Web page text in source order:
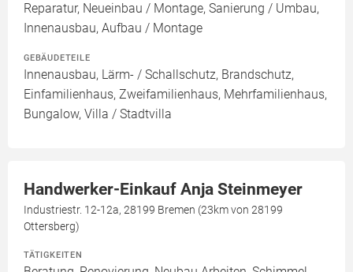
Reparatur, Neueinbau / Montage, Sanierung / Umbau,
Innenausbau, Aufbau / Montage
GEBÄUDETEILE
Innenausbau, Lärm- / Schallschutz, Brandschutz,
Einfamilienhaus, Zweifamilienhaus, Mehrfamilienhaus,
Bungalow, Villa / Stadtvilla
Handwerker-Einkauf Anja Steinmeyer
Industriestr. 12-12a, 28199 Bremen (23km von 28199
Ottersberg)
TÄTIGKEITEN